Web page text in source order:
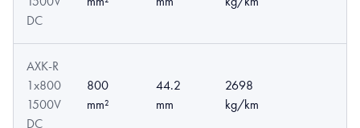
DC
AXK-R
1x800
1500V
DC
800
mm²
44.2
mm
2698
kg/km